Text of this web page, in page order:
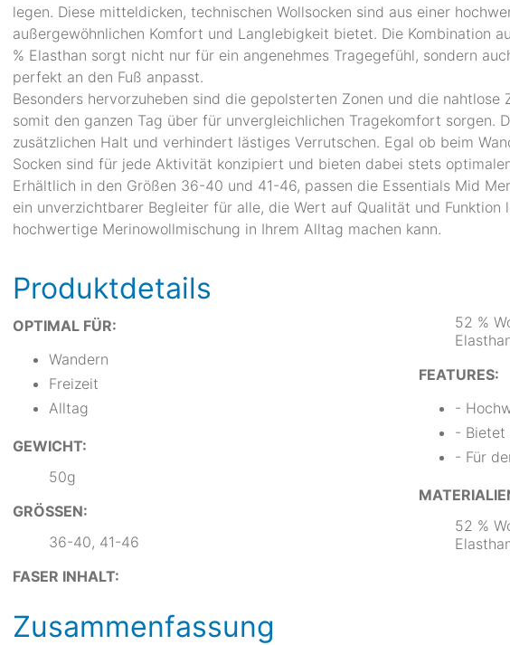
legen. Diese mitteldicken, technischen Wollsocken sind aus einer
außergewöhnlichen Komfort und Langlebigkeit bietet. Die Kombination
% Elasthan sorgt nicht nur für ein angenehmes Tragegefühl, sondern
perfekt an den Fuß anpasst.
Besonders hervorzuheben sind die gepolsterten Zonen und die
somit den ganzen Tag über für unvergleichlichen Tragekomfort sorgen.
zusätzlichen Halt und verhindert lästiges Verrutschen. Egal ob beim
Socken sind für jede Aktivität konzipiert und bieten dabei stets
Erhältlich in den Größen 36-40 und 41-46, passen die Essentials Mid
ein unverzichtbarer Begleiter für alle, die Wert auf Qualität und Funktion
hochwertige Merinowollmischung in Ihrem Alltag machen kann.
Produktdetails
OPTIMAL FÜR:
Wandern
Freizeit
Alltag
GEWICHT:
50g
GRÖSSEN:
36-40, 41-46
FASER INHALT:
52 %
FEATURES:
-
- Bietet
- Für
52 %
Zusammenfassung